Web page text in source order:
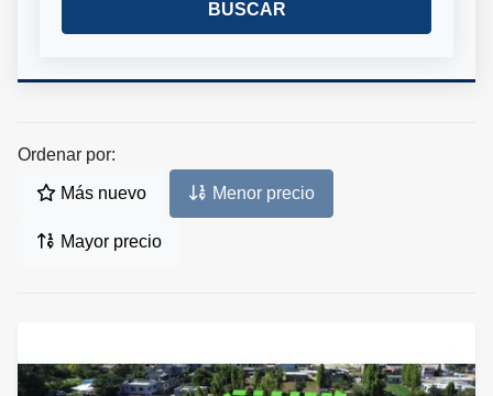
BUSCAR
Ordenar por:
Más nuevo Menor precio
Mayor precio